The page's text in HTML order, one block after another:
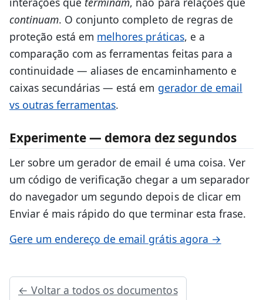
continuam. O conjunto completo de regras de
proteção está em melhores práticas, e a
comparação com as ferramentas feitas para a
continuidade — aliases de encaminhamento e
caixas secundárias — está em gerador de email
vs outras ferramentas.
Experimente — demora dez segundos
Ler sobre um gerador de email é uma coisa. Ver
um código de verificação chegar a um separador
do navegador um segundo depois de clicar em
Enviar é mais rápido do que terminar esta frase.
Gere um endereço de email grátis agora →
← Voltar a todos os documentos